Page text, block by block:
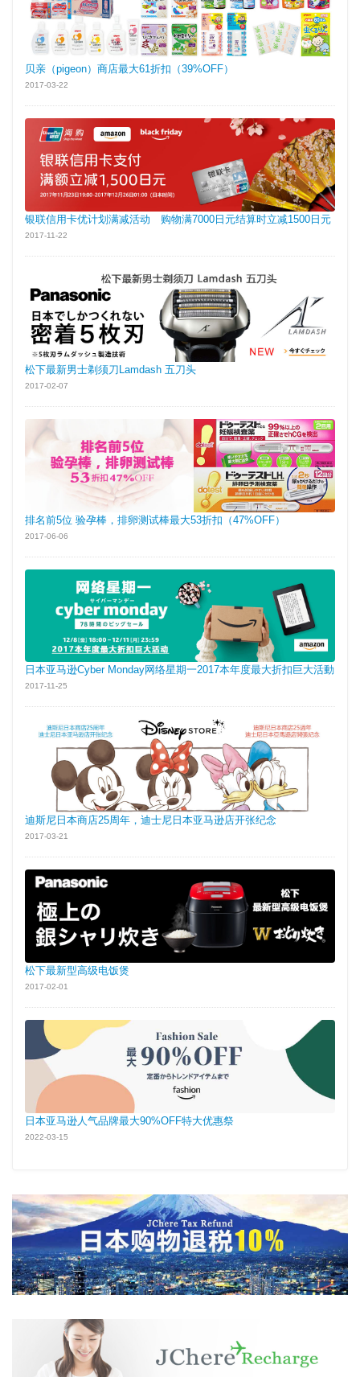
贝亲（pigeon）商店最大61折扣（39%OFF）
2017-03-22
银联信用卡优计划满减活动 购物满7000日元结算时立减1500日元
2017-11-22
松下最新男士剃须刀Lamdash 五刀头
2017-02-07
排名前5位 验孕棒，排卵测试棒最大53折扣（47%OFF）
2017-06-06
日本亚马逊Cyber Monday网络星期一2017本年度最大折扣巨大活動
2017-11-25
迪斯尼日本商店25周年，迪士尼日本亚马逊店开张纪念
2017-03-21
松下最新型高级电饭煲
2017-02-01
日本亚马逊人气品牌最大90%OFF特大优惠祭
2022-03-15